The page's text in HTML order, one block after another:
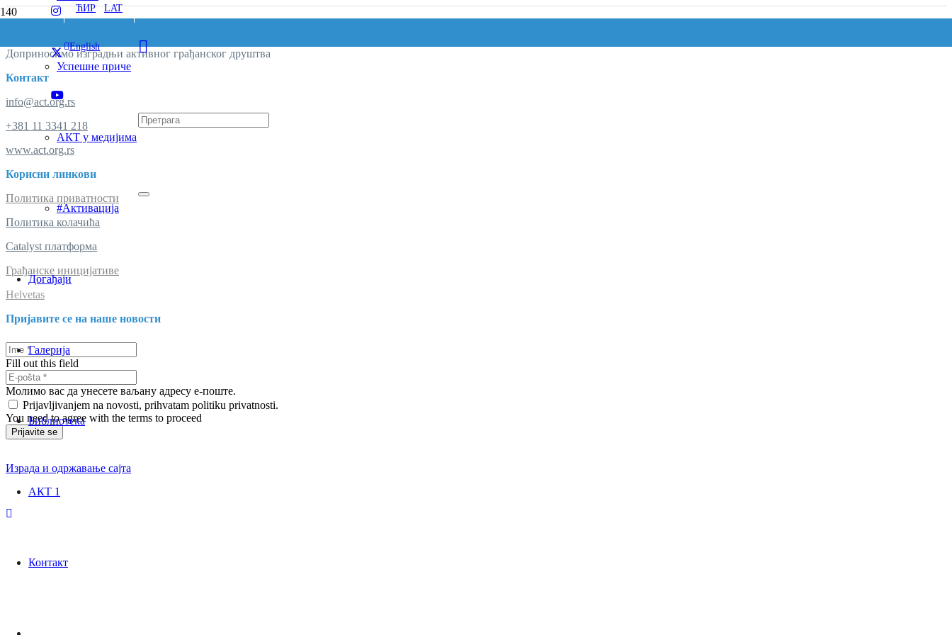
ЋИР/LAT
English
Успешне приче
АКТ у медијима
#Активација
Догађаји
Галерија
Библиотека
АКТ 1
Контакт
Доприносимо изградњи активног грађанског друштва
Контакт
info@act.org.rs
+381 11 3341 218
www.act.org.rs
Корисни линкови
Политика приватности
Политика колачића
Catalyst платформа
Грађанске иницијативе
Helvetas
Пријавите се на наше новости
Fill out this field
Молимо вас да унесете ваљану адресу е-поште.
Prijavljivanjem na novosti, prihvatam politiku privatnosti.
You need to agree with the terms to proceed
Prijavite se
Израда и одржавање сајта